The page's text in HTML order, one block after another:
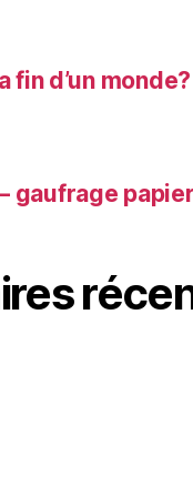
fin d’un monde?
gaufrage